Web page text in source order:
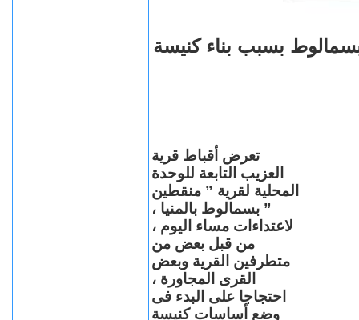
بسبب بناء كنيسة
تعرض أقباط قرية
العزيب التابعة للوحدة
المحلية لقرية ” منقطين
” بسمالوط بالمنيا ،
لاعتداءات مساء اليوم ،
من قبل بعض من
متطرفين القرية وبعض
القرى المجاورة ،
احتجاجا على البدء فى
وضع أساسات كنيسة